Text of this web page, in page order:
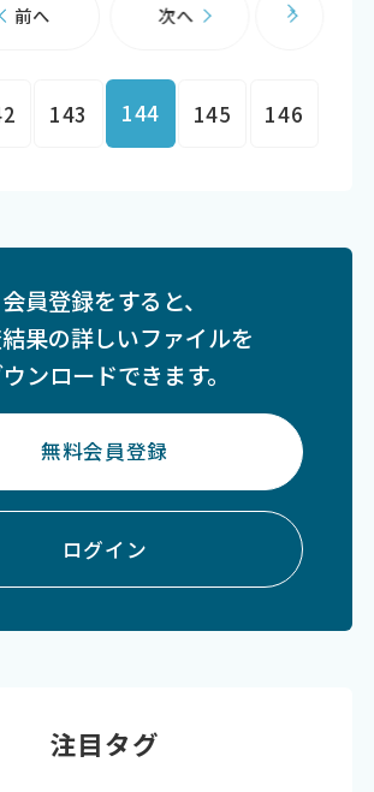
前へ
143 144 145 146
次へ
会員登録をすると、
果の詳しいファイルを
ンロードできます。
無料会員登録
ログイン
注目タグ